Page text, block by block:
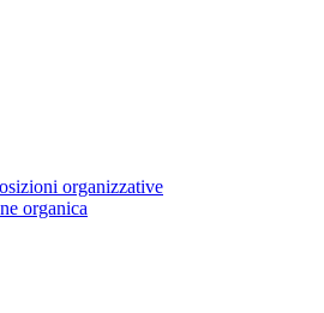
organizzative
organica